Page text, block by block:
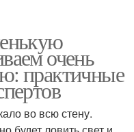
очень
практичные
во всю стену.